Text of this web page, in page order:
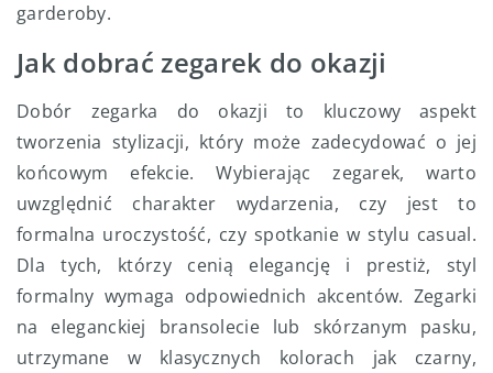
garderoby.
Jak dobrać zegarek do okazji
Dobór zegarka do okazji to kluczowy aspekt
tworzenia stylizacji, który może zadecydować o jej
końcowym efekcie. Wybierając zegarek, warto
uwzględnić charakter wydarzenia, czy jest to
formalna uroczystość, czy spotkanie w stylu casual.
Dla tych, którzy cenią elegancję i prestiż, styl
formalny wymaga odpowiednich akcentów. Zegarki
na eleganckiej bransolecie lub skórzanym pasku,
utrzymane w klasycznych kolorach jak czarny,